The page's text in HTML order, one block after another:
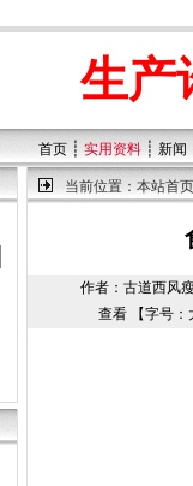
生产
首页 ┊ 实用资料 ┊ 新闻
当前位置： 本站首页
作者：古道西风
查看 【字号：